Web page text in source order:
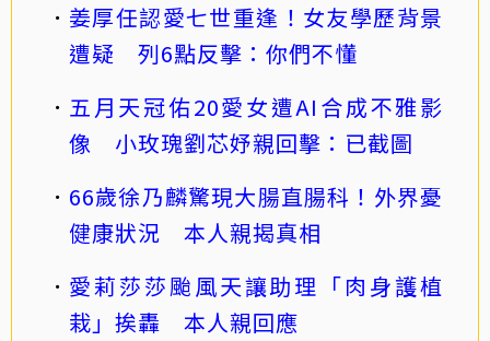
姜厚任認愛七世重逢！女友學歷背景
遭疑 列6點反擊：你們不懂
五月天冠佑20愛女遭AI合成不雅影
像 小玫瑰劉芯妤親回擊：已截圖
66歲徐乃麟驚現大腸直腸科！外界憂
健康狀況 本人親揭真相
愛莉莎莎颱風天讓助理「肉身護植
栽」挨轟 本人親回應